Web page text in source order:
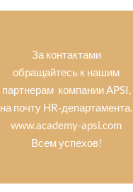
За контактами
обращайтесь к нашим
партнерам компании APSI,
на почту HR-департамента.
www.academy-apsi.com
Всем успехов!